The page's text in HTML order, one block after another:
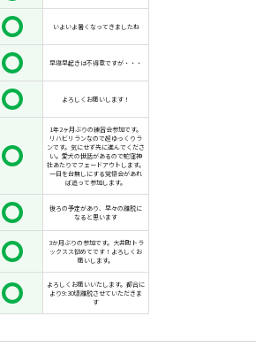
いよいよ暑くなってきましたね
早寝早起きは不得意ですが・・・
よろしくお願いします！
1年2ヶ月ぶりの練習会参加です。
リハビリランなので超ゆっくりラ
ンです。気にせず先に進んでくださ
い。愛犬の世話があるので蛇窪神
社あたりでフェードアウトします。
一日を台無しにする覚悟会があれ
ば追って参加します。
後ろの予定があり、早々の離脱に
なると思います
3か月ぶりの参加です。大井町トラ
ックスス初めてです！よろしくお
願いします。
よろしくお願いいたします。都合に
より9:30頃離脱させていただきま
す